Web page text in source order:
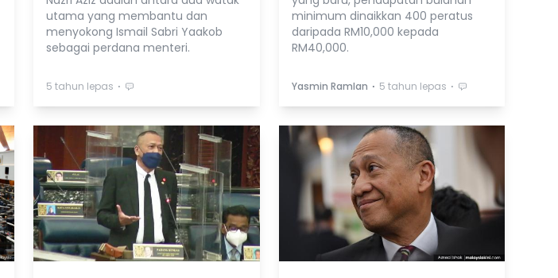
utama yang membantu dan
menyokong Ismail Sabri Yaakob
sebagai perdana menteri.
5 tahun lepas ⋅
minimum dinaikkan 400 peratus
daripada RM10,000 kepada
RM40,000.
Yasmin Ramlan ⋅ 5 tahun lepas ⋅